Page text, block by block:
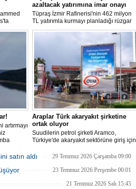
günlük
süreçte
azaltacak yatırımına imar onayı
Tüpraş İzmir Rafinerisi'nin 462 milyon
TL yatırımla kurmayı planladığı rüzgar
ve güneş enerji santrali için hazırlanan
nazım ve uygulama imar planı
değişiklikleri Çevre, Şehircilik ve İklim
Değişikliği Bakanlığı tarafından
onaylandı.
artırmayı
Araplar Türk akaryakıt şirketine
ortak oluyor
Suudilerin petrol şirketi Aramco,
Türkiye'de akaryakıt sektörüne giriş için
süreç tamamlanabilir.
satın aldı 29 Temmuz 2026 Çarşamba 09:00
23 Temmuz 2026 Perşembe 00:01
21 Temmuz 2026 Salı 15:45